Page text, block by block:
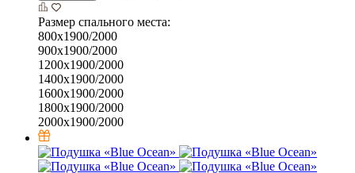
Размер спального места:
800х1900/2000
900х1900/2000
1200х1900/2000
1400х1900/2000
1600х1900/2000
1800х1900/2000
2000х1900/2000